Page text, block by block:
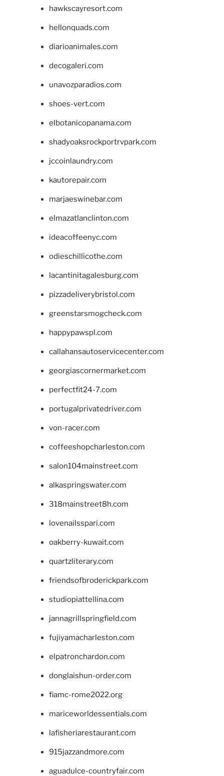
hawkscayresort.com
hellonquads.com
diarioanimales.com
decogaleri.com
unavozparadios.com
shoes-vert.com
elbotanicopanama.com
shadyoaksrockportrvpark.com
jccoinlaundry.com
kautorepair.com
marjaeswinebar.com
elmazatlanclinton.com
ideacoffeenyc.com
odieschillicothe.com
lacantinitagalesburg.com
pizzadeliverybristol.com
greenstarsmogcheck.com
happypawspl.com
callahansautoservicecenter.com
georgiascornermarket.com
perfectfit24-7.com
portugalprivatedriver.com
von-racer.com
coffeeshopcharleston.com
salon104mainstreet.com
alkaspringswater.com
318mainstreet8h.com
lovenailsspari.com
oakberry-kuwait.com
quartzliterary.com
friendsofbroderickpark.com
studiopiattellina.com
jannagrillspringfield.com
fujiyamacharleston.com
elpatronchardon.com
donglaishun-order.com
fiamc-rome2022.org
mariceworldessentials.com
lafisheriarestaurant.com
915jazzandmore.com
aguadulce-countryfair.com